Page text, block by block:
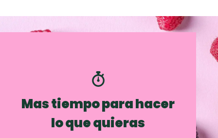
Mas tiempo para hacer
lo que quieras